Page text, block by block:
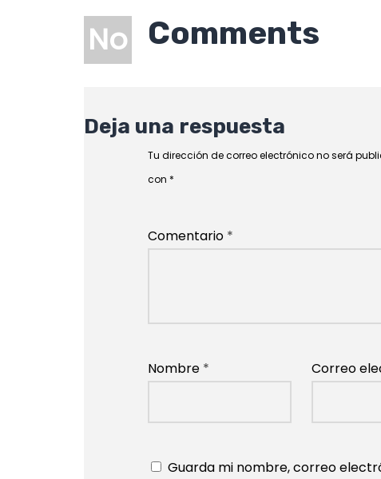
No Comments
Deja una respuesta
Tu dirección de correo electrónico no será
con *
Comentario *
Nombre * Correo
Guarda mi nombre, correo